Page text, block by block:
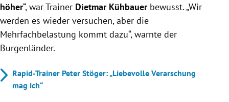
höher“, war Trainer Dietmar Kühbauerbewusst. „Wir
werden es wieder versuchen, aber die
Mehrfachbelastung kommt dazu“, warnte der
Burgenländer.
Rapid-Trainer Peter Stöger: „Liebevolle Verarschung
mag ich“